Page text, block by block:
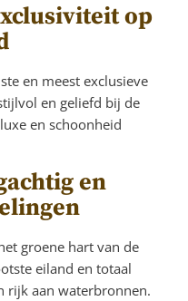
op
en meest exclusieve
en geliefd bij de
en schoonheid
en
groene hart van de
eiland en totaal
rijk aan waterbronnen.